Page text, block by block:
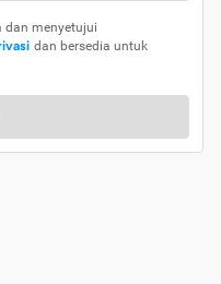
dan menyetujui
dan bersedia untuk